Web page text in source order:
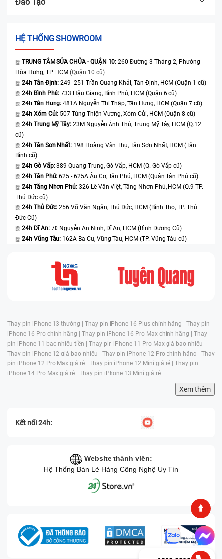
Đào Tạo
HỆ THỐNG SHOWROOM
TRUNG TÂM SỬA CHỮA - QUẬN 10: 260 Đường 3 Tháng 2, Phường
Hòa Hưng, TP. HCM (Quận 10 cũ)
24h Tân Định: 249 -251 Trần Quang Khải, Tân Định, HCM (Quận 1 cũ)
24h Bình Phú: 733 Hậu Giang, Bình Phú, HCM (Quận 6 cũ)
24h Tân Hưng: 481A Nguyễn Thị Thập, Tân Hưng, HCM (Quận 7 cũ)
24h Xóm Củi: 507 Tùng Thiện Vương, Xóm Củi, HCM (Quận 8 cũ)
24h Trung Mỹ Tây: 23M Nguyễn Ảnh Thủ, Trung Mỹ Tây, HCM (Q.12
cũ)
24h Tân Sơn Nhất: 198 Hoàng Văn Thụ, Tân Sơn Nhất, HCM (Tân
Bình cũ)
24h Gò Vấp: 389 Quang Trung, Gò Vấp, HCM (Q. Gò Vấp cũ)
24h Tân Phú: 625 - 625A Âu Cơ, Tân Phú, HCM (Quận Tân Phú cũ)
24h Tăng Nhơn Phú: 326 Lê Văn Việt, Tăng Nhơn Phú, HCM (Q.9 TP.
Thủ Đức cũ)
24h Thủ Đức: 256 Võ Văn Ngân, Thủ Đức, HCM (Bình Thọ, TP. Thủ
Đức Cũ)
24h Dĩ An: 70 Nguyễn An Ninh, Dĩ An, HCM (Bình Dương Cũ)
24h Vũng Tàu: 162A Ba Cu, Vũng Tàu, HCM (TP. Vũng Tàu cũ)
Thay pin iPhone 13 thường | Thay pin iPhone 16 Plus chính hãng | Thay pin
iPhone 16 Pro chính hãng | Thay pin iPhone 16 Pro Max chính hãng | Thay
pin iPhone 11 bao nhiêu tiền | Thay pin iPhone 11 Pro Max giá bao nhiêu |
Thay pin iPhone 12 giá bao nhiêu | Thay pin iPhone 12 Pro chính hãng | Thay
pin iPhone 12 Pro Max giá rẻ | Thay pin iPhone 12 Mini giá rẻ | Thay pin
iPhone 14 Pro Max giá rẻ | Thay pin iPhone 13 Mini giá rẻ |
Xem thêm
Kết nối 24h:
Website thành viên:
Hệ Thống Bán Lẻ Hàng Công Nghệ Uy Tín